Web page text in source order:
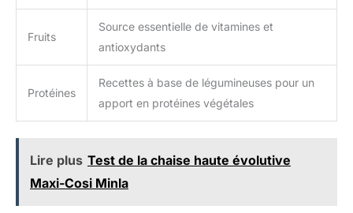
Fruits
Source essentielle de vitamines et
antioxydants
Protéines
Recettes à base de légumineuses pour un
apport en protéines végétales
Lire plus Test de la chaise haute évolutive
Maxi-Cosi Minla